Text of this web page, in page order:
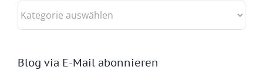
Kategorien
Blog via E-Mail abonnieren